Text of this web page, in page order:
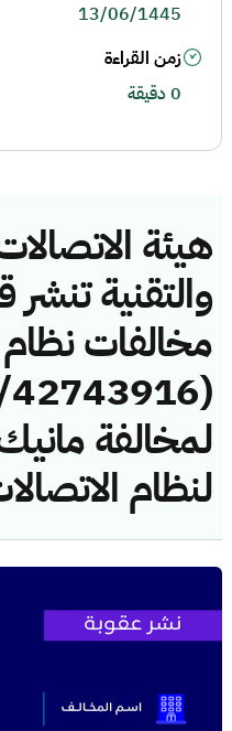
هيئة
والتقنية تنشر
مخالفات
لمخالفة
لنظام
13/06/1445
زمن القراءة
0 دقيقة